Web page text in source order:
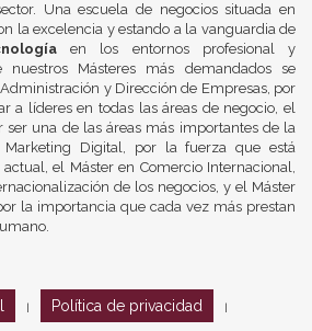
Una escuela de negocios situada en
la excelencia y estando a la vanguardia de
en los entornos profesional y
nuestros Másteres más demandados se
y Dirección de Empresas, por
a líderes en todas las áreas de negocio, el
ser una de las áreas más importantes de la
Digital, por la fuerza que está
el Máster en Comercio Internacional,
de los negocios, y el Máster
la importancia que cada vez más prestan
Política de privacidad